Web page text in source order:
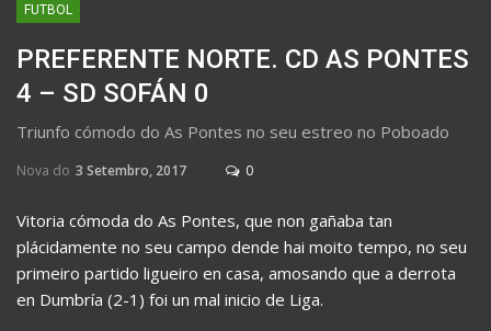
FUTBOL
PREFERENTE NORTE. CD AS PONTES
4 – SD SOFÁN 0
Triunfo cómodo do As Pontes no seu estreo no Poboado
Nova do 3 Setembro, 2017 0
Vitoria cómoda do As Pontes, que non gañaba tan
plácidamente no seu campo dende hai moito tempo, no seu
primeiro partido ligueiro en casa, amosando que a derrota
en Dumbría (2-1) foi un mal inicio de Liga.